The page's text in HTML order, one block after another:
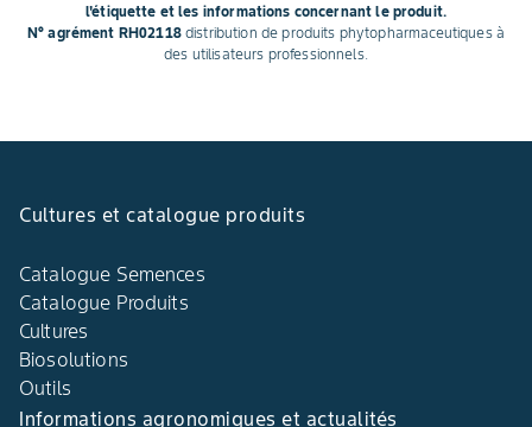
l'étiquette et les informations concernant le produit.
N° agrément RH02118distribution de produits phytopharmaceutiques à
des utilisateurs professionnels.
Cultures et catalogue produits
Catalogue Semences
Catalogue Produits
Cultures
Biosolutions
Outils
Informations agronomiques et actualités